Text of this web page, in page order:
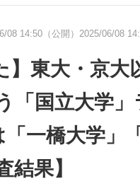
IT製品の技術・比較・事例
電子設計の基本と応用
08 14:50（公開） 2025/06/08
】東大・京大
「国立大学」
一橋大学」
結果】